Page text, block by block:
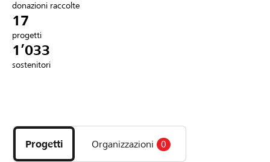
Collegarsi
DE FR IT
donazioni raccolte
17
progetti
1’033
sostenitori
i
progetti
e
Progetti Organizzazioni 0